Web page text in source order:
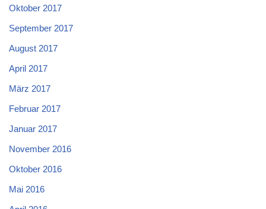
Oktober 2017
September 2017
August 2017
April 2017
März 2017
Februar 2017
Januar 2017
November 2016
Oktober 2016
Mai 2016